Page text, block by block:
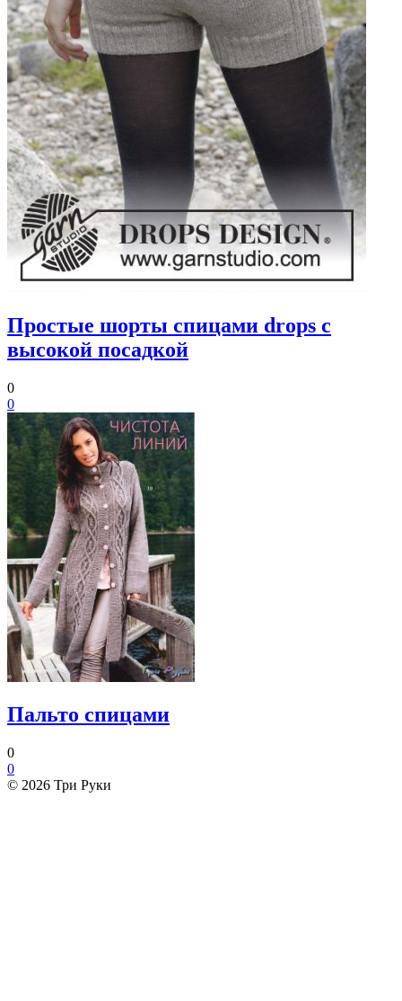
Простые шорты спицами drops с
высокой посадкой
0
0
Пальто спицами
0
0
© 2026 Три Руки